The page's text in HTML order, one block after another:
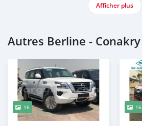
Afficher plus
Autres Berline - Conakry
16 16